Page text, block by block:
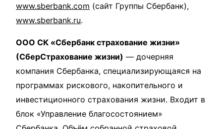
www.sberbank.com (сайт Группы Сбербанк),
www.sberbank.ru.
ООО СК «Сбербанк страхование жизни»
(СберСтрахование жизни) — дочерняя
компания Сбербанка, специализирующаяся на
программах рискового, накопительного и
инвестиционного страхования жизни. Входит в
блок «Управление благосостоянием»